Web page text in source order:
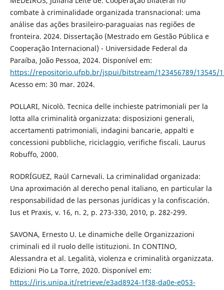
combate à criminalidade organizada transnacional: uma
análise das ações brasileiro-paraguaias nas regiões de
fronteira. 2024. Dissertação (Mestrado em Gestão Pública e
Cooperação Internacional) - Universidade Federal da
Paraíba, João Pessoa, 2024. Disponível em:
https://repositorio.ufpb.br/jspui/bitstream/123456789/13545/
Acesso em: 30 mar. 2024.
POLLARI, Nicolò. Tecnica delle inchieste patrimoniali per la
lotta alla criminalità organizzata: disposizioni generali,
accertamenti patrimoniali, indagini bancarie, appalti e
concessioni pubbliche, riciclaggio, verifiche fiscali. Laurus
Robuffo, 2000.
RODRÍGUEZ, Raúl Carnevali. La criminalidad organizada:
Una aproximación al derecho penal italiano, en particular la
responsabilidad de las personas jurídicas y la confiscación.
Ius et Praxis, v. 16, n. 2, p. 273-330, 2010, p. 282-299.
SAVONA, Ernesto U. Le dinamiche delle Organizzazioni
criminali ed il ruolo delle istituzioni. In CONTINO,
Alessandra et al. Legalità, violenza e criminalità organizzata.
Edizioni Pio La Torre, 2020. Disponível em:
https://iris.unipa.it/retrieve/e3ad8924-1f38-da0e-e053-